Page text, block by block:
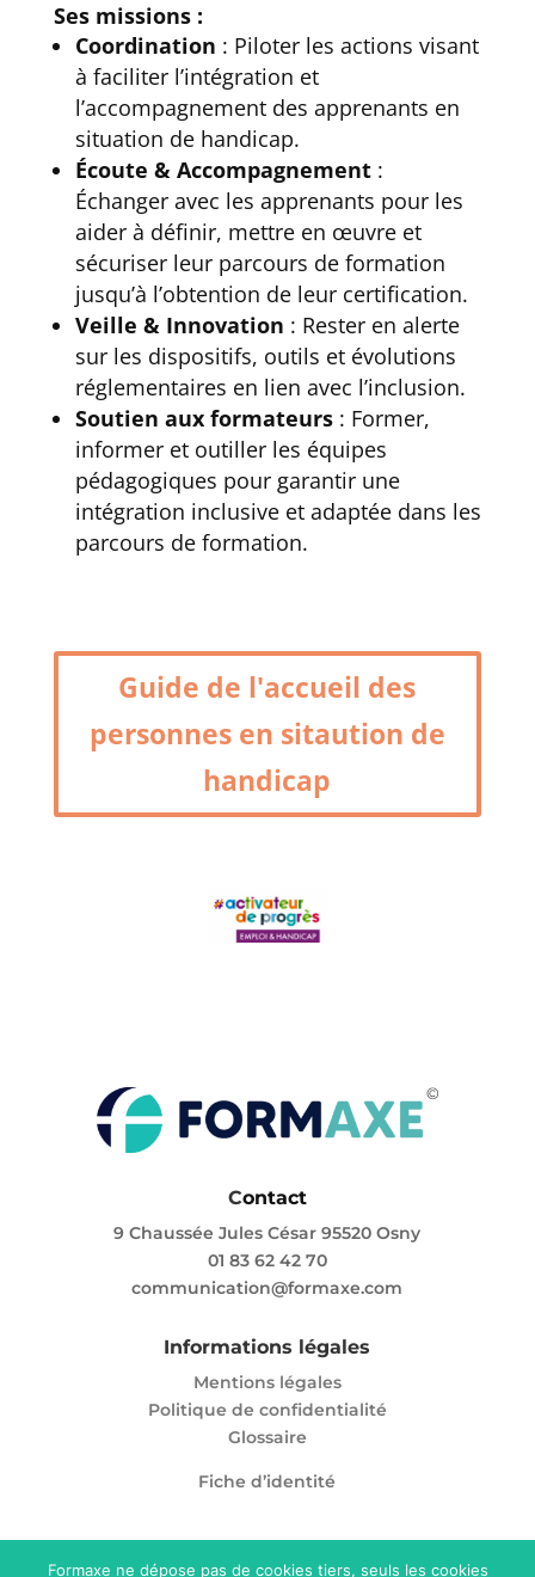
Ses missions :
Coordination : Piloter les actions visant
à faciliter l’intégration et
l’accompagnement des apprenants en
situation de handicap.
Écoute & Accompagnement:
Échanger avec les apprenants pour les
aider à définir, mettre en œuvre et
sécuriser leur parcours de formation
jusqu’à l’obtention de leur certification.
Veille & Innovation : Rester en alerte
sur les dispositifs, outils et évolutions
réglementaires en lien avec l’inclusion.
Soutien aux formateurs: Former,
informer et outiller les équipes
pédagogiques pour garantir une
intégration inclusive et adaptée dans les
parcours de formation.
Guide de l'accueil des
personnes en sitaution de
handicap
Contact
9 Chaussée Jules César 95520 Osny
01 83 62 42 70
communication@formaxe.com
Informations légales
Mentions légales
Politique de confidentialité
Glossaire
Fiche d’identité
Formaxe ne dépose pas de cookies tiers, seuls les cookies